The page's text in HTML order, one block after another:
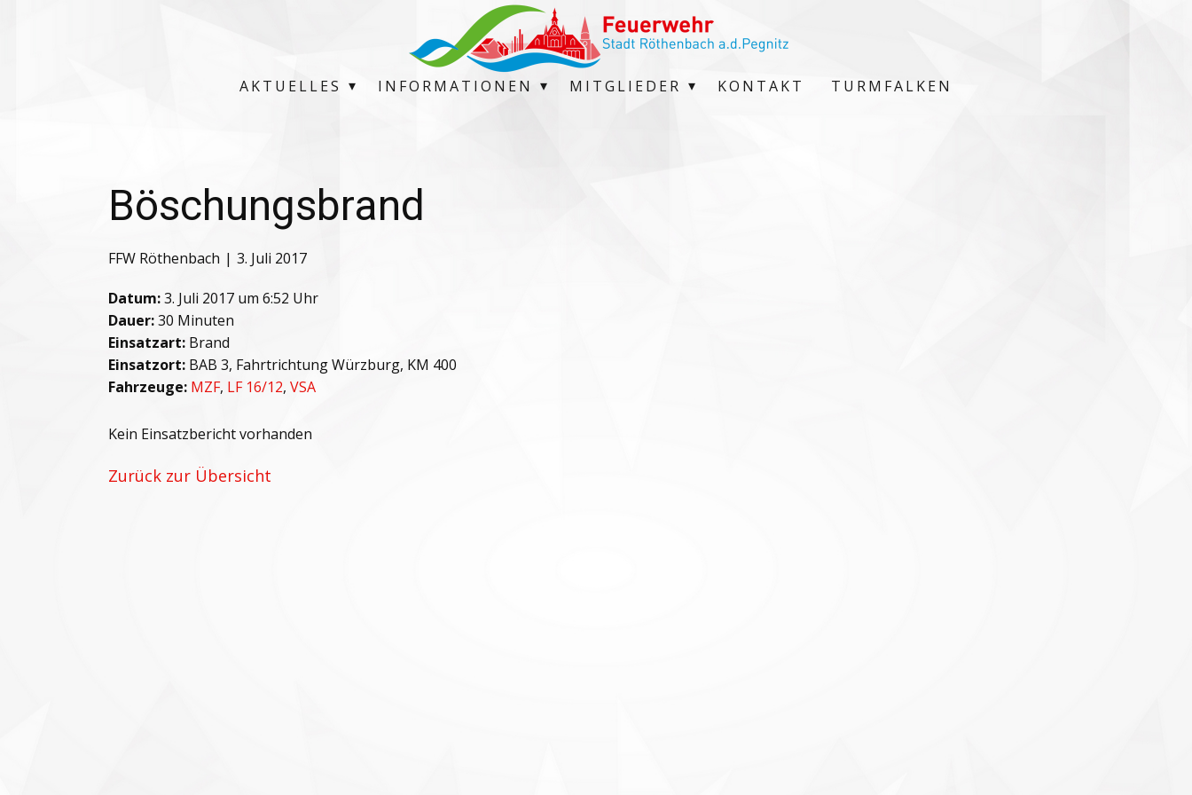
AKTUELLES INFORMATIONEN MITGLIEDER KONTAKT TURMFALKEN
Böschungsbrand
FFW Röthenbach 3. Juli 2017
Datum:3. Juli 2017 um 6:52 Uhr
Dauer:30 Minuten
Einsatzart: Brand
Einsatzort: BAB 3, Fahrtrichtung Würzburg, KM 400
Fahrzeuge: MZF, LF 16/12, VSA
Kein Einsatzbericht vorhanden
Zurück zur Übersicht